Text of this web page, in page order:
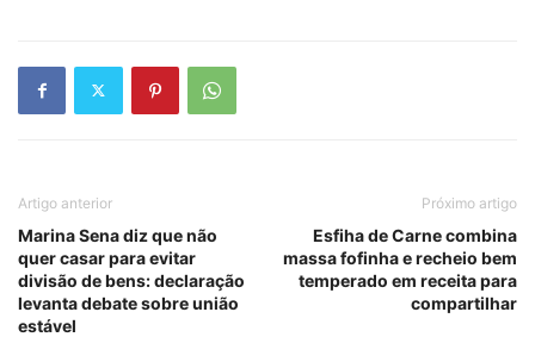
Artigo anterior
Marina Sena diz que não
quer casar para evitar
divisão de bens: declaração
levanta debate sobre união
estável
Próximo artigo
Esfiha de Carne combina
massa fofinha e recheio bem
temperado em receita para
compartilhar